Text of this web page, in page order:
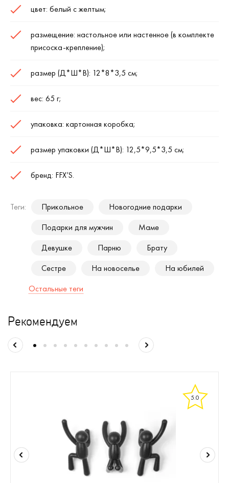
цвет: белый с желтым;
размещение: настольное или настенное (в комплекте
присоска-крепление);
размер (Д*Ш*В): 12*8*3,5 см;
вес: 65 г;
упаковка: картонная коробка;
размер упаковки (Д*Ш*В): 12,5*9,5*3,5 см;
бренд: FFX’S.
Теги: Прикольное
Новогодние подарки
Подарки для мужчин
Маме
Девушке
Парню
Брату
Сестре
На новоселье
На юбилей
Остальные теги
Рекомендуем
5.0